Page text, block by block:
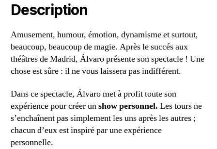
Description
Amusement, humour, émotion, dynamisme et surtout,
beaucoup, beaucoup de magie. Après le succés aux
théâtres de Madrid, Álvaro présente son spectacle ! Une
chose est sûre : il ne vous laissera pas indifférent.
Dans ce spectacle, Álvaro met à profit toute son
expérience pour créer unshow personnel. Les tours ne
s’enchaînent pas simplement les uns après les autres ;
chacun d’eux est inspiré par une expérience
personnelle.